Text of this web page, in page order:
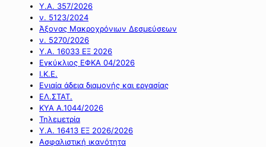
Υ.Α. 357/2026
ν. 5123/2024
Άξονας Μακροχρόνιων Δεσμεύσεων
ν. 5270/2026
Υ.Α. 16033 ΕΞ 2026
Εγκύκλιος ΕΦΚΑ 04/2026
Ι.Κ.Ε.
Ενιαία άδεια διαμονής και εργασίας
ΕΛ.ΣΤΑΤ.
ΚΥΑ Α.1044/2026
Τηλεμετρία
Υ.Α. 16413 ΕΞ 2026/2026
Ασφαλιστική ικανότητα